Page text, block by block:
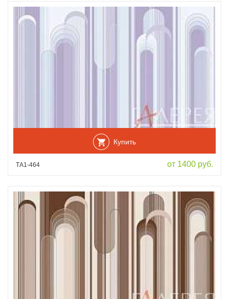
Купить
ТА1-464 от 1400 руб.